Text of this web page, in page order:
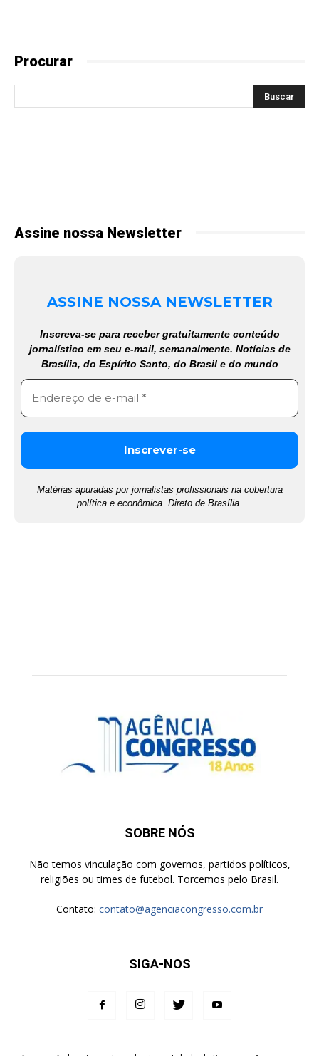
Procurar
Assine nossa Newsletter
ASSINE NOSSA NEWSLETTER
Inscreva-se para receber gratuitamente conteúdo
jornalístico em seu e-mail, semanalmente. Notícias de
Brasília, do Espírito Santo, do Brasil e do mundo
Matérias apuradas por jornalistas profissionais na cobertura
política e econômica. Direto de Brasília.
SOBRE NÓS
Não temos vinculação com governos, partidos políticos,
religiões ou times de futebol. Torcemos pelo Brasil.
Contato: contato@agenciacongresso.com.br
SIGA-NOS